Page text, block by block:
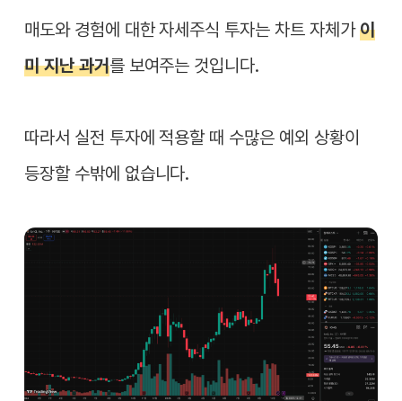
매도와 경험에 대한 자세주식 투자는 차트 자체가이
미 지난 과거를 보여주는 것입니다.
따라서 실전 투자에 적용할 때 수많은 예외 상황이
등장할 수밖에 없습니다.